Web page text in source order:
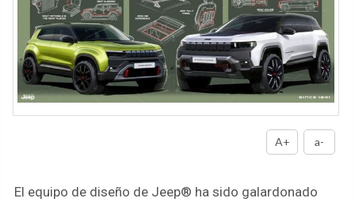
A+ a-
El equipo de diseño de Jeep® ha sido galardonado